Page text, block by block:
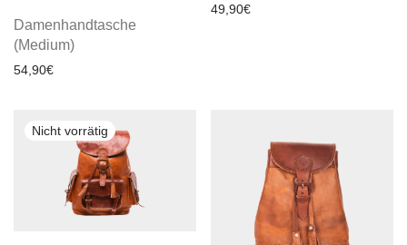
Damenhandtasche
(Medium)
54,90€
49,90€